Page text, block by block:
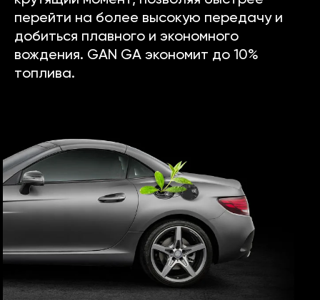
перейти на более высокую передачу и
добиться плавного и экономного
вождения. GAN GA экономит до 10%
топлива.